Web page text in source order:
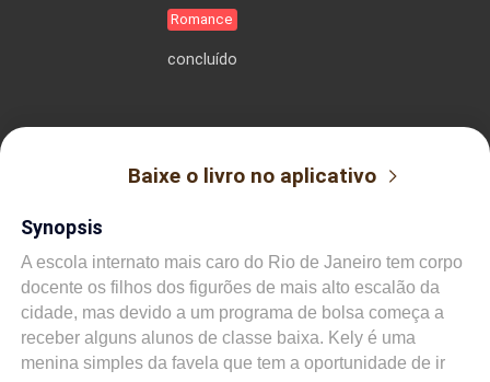
Romance
concluído
Baixe o livro no aplicativo
Synopsis
A escola internato mais caro do Rio de Janeiro tem corpo
docente os filhos dos figurões de mais alto escalão da
cidade, mas devido a um programa de bolsa começa a
receber alguns alunos de classe baixa. Kely é uma
menina simples da favela que tem a oportunidade de ir